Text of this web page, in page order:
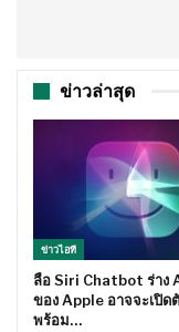
ข่าวล่าสุด
ข่าวไอที
ลือ Siri Chatbot ร่าง
ของ Apple อาจจะเปิด
พร้อม…